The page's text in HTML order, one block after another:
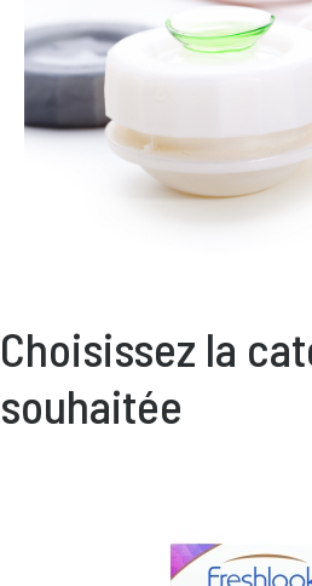
Choisissez la
souhaitée